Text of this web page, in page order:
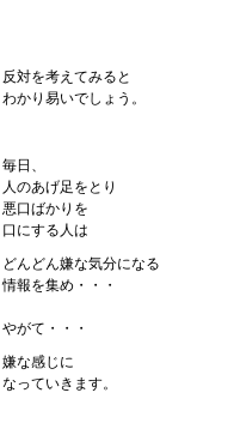
反対を考えてみると
わかり易いでしょう。
毎日、
人のあげ足をとり
悪口ばかりを
口にする人は
どんどん嫌な気分になる
情報を集め・・・
やがて・・・
嫌な感じに
なっていきます。